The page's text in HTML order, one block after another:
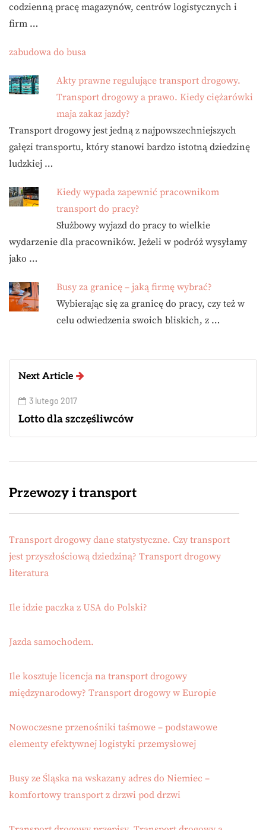
codzienną pracę magazynów, centrów logistycznych i
firm …
zabudowa do busa
Akty prawne regulujące transport drogowy.
Transport drogowy a prawo. Kiedy ciężarówki
maja zakaz jazdy?
Transport drogowy jest jedną z najpowszechniejszych
gałęzi transportu, który stanowi bardzo istotną dziedzinę
ludzkiej …
Kiedy wypada zapewnić pracownikom
transport do pracy?
Służbowy wyjazd do pracy to wielkie
wydarzenie dla pracowników. Jeżeli w podróż wysyłamy
jako …
Busy za granicę – jaką firmę wybrać?
Wybierając się za granicę do pracy, czy też w
celu odwiedzenia swoich bliskich, z …
Next Article
3 lutego 2017
Lotto dla szczęśliwców
Przewozy i transport
Transport drogowy dane statystyczne. Czy transport
jest przyszłościową dziedziną? Transport drogowy
literatura
Ile idzie paczka z USA do Polski?
Jazda samochodem.
Ile kosztuje licencja na transport drogowy
międzynarodowy? Transport drogowy w Europie
Nowoczesne przenośniki taśmowe – podstawowe
elementy efektywnej logistyki przemysłowej
Busy ze Śląska na wskazany adres do Niemiec –
komfortowy transport z drzwi pod drzwi